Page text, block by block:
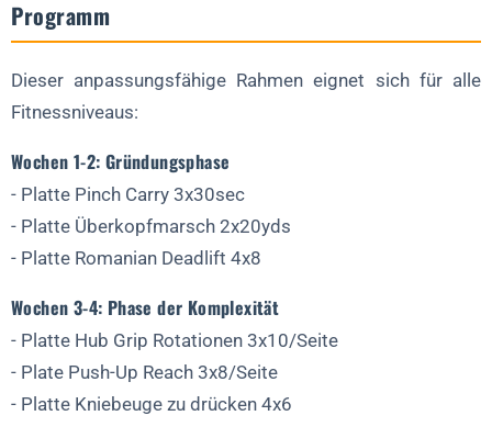
Programm
Dieser anpassungsfähige Rahmen eignet sich für alle
Fitnessniveaus:
Wochen 1-2: Gründungsphase
- Platte Pinch Carry 3x30sec
- Platte Überkopfmarsch 2x20yds
- Platte Romanian Deadlift 4x8
Wochen 3-4: Phase der Komplexität
- Platte Hub Grip Rotationen 3x10/Seite
- Plate Push-Up Reach 3x8/Seite
- Platte Kniebeuge zu drücken 4x6